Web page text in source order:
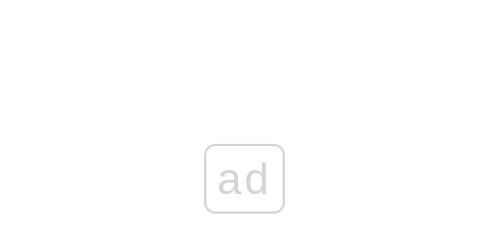
ad